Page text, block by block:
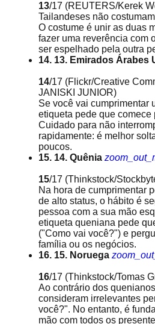
13/17 (REUTERS/Kerek
Tailandeses não
O costume é unir as duas
fazer uma reverência com
ser espelhado pela outra
14. 13. Emirados Árabes
14/17 (Flickr/Creative
JANISKI JUNIOR)
Se você vai cumprimentar
etiqueta pede que comece
Cuidado para não
rapidamente: é melhor
poucos.
15. 14. Quênia
15/17 (Thinkstock/
Na hora de cumprimentar
de alto status, o hábito é
pessoa com a sua mão
etiqueta queniana pede
("Como vai você?") e
família ou os negócios.
16. 15. Noruega
16/17 (Thinkstock/Tomas
Ao contrário dos
consideram irrelevantes
você?". No entanto, é
mão com todos os